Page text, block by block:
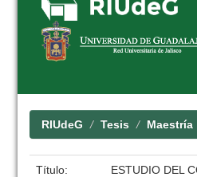
RIUdeG Tesis Maestría
Título:
ESTUDIO DEL